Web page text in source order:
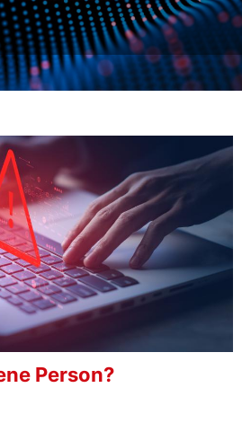
Person?